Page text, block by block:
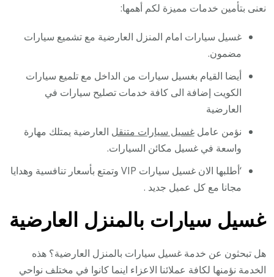
نعنى بتأمين خدمات مميزة لكم أهمها:
غسيل سيارات امام المنزل العارضية مع تشميع سيارات
مضمون.
أيضا القيام بغسيل سيارات من الداخل مع تلميع سيارات
الكويت إضافة الى كافة خدمات تصليح سيارات في
العارضية
نؤمن عاملغسيل سيارات متنقل العارضية يمتلك مهارة
واسعة في غسيل مكائن السيارات.
‘أطلبها الان غسيل سيارات VIP وتمتع بأسعار تنافسية وهدايا
مجانا مع كل عميل جديد .
غسيل سيارات بالمنزل العارضية
هل تبحثون عن خدمة غسيل سيارات بالمنزل العارضية؟ هذه
الخدمة نؤمنها لكافة عملائنا الاعزاء اينما كانوا في مختلف نواحي